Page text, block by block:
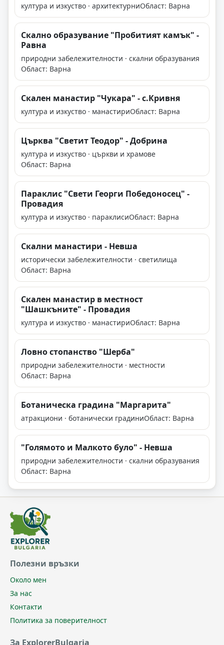
култура и изкуство · архитектурниОбласт: Варна
Скално образувание "Пробитият камък" -
Равна
природни забележителности · скални образувания
Област: Варна
Скален манастир "Чукара" - с.Кривня
култура и изкуство · манастириОбласт: Варна
Църква "Светит Теодор" - Добрина
култура и изкуство · църкви и храмове
Област: Варна
Параклис "Свети Георги Победоносец" -
Провадия
култура и изкуство · параклисиОбласт: Варна
Скални манастири - Невша
исторически забележителности · светилища
Област: Варна
Скален манастир в местност
"Шашкъните" - Провадия
култура и изкуство · манастириОбласт: Варна
Ловно стопанство "Шерба"
природни забележителности · местности
Област: Варна
Ботаническа градина "Мaргарита"
атракциони · ботанически градиниОбласт: Варна
"Голямото и Малкото було" - Невша
природни забележителности · скални образувания
Област: Варна
Полезни връзки
Около мен
За нас
Контакти
Политика за поверителност
За ExplorerBulgaria